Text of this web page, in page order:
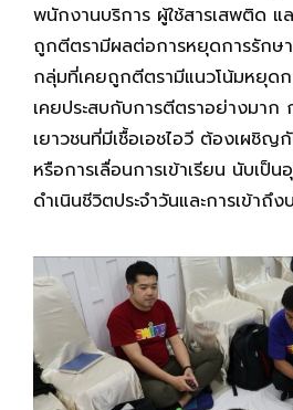
พนักงานบริการ ผู้ใช้สารเสพติด แ
ถูกตีตรามีผลต่อการหยุดการรักษ
กลุ่มที่เคยถูกตีตรามีแนวโน้มหยุด
เคยประสบกับการตีตราอย่างมาก
เยาวชนที่มีเชื้อเอชไอวี ต้องเผชิ
หรือการเลื่อนการเข้าเรียน นับเป็
ดำเนินชีวิตประจำวันและการเข้าถึ